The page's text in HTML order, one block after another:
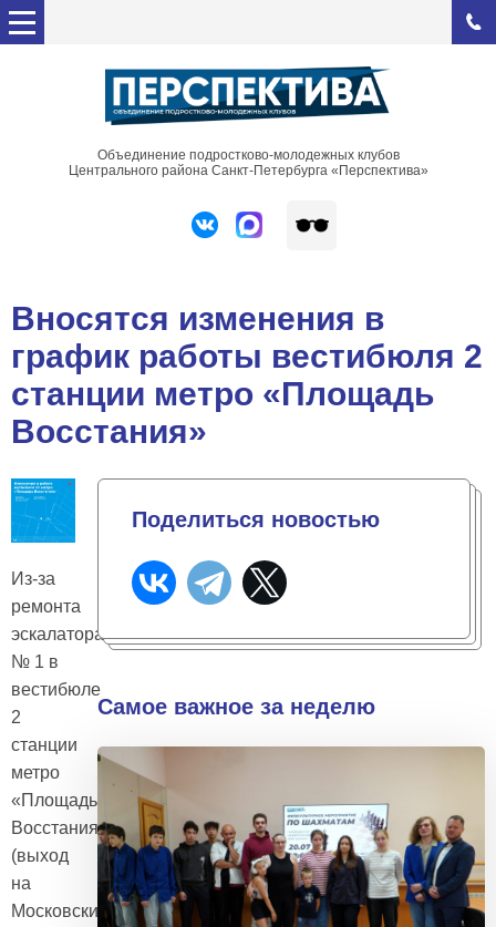
Объединение подростково-молодежных клубов
Центрального района Санкт-Петербурга «Перспектива»
Вносятся изменения в
график работы вестибюля 2
станции метро «Площадь
Восстания»
Из-за
ремонта
эскалатора
№ 1 в
вестибюле
2
станции
метро
«Площадь
Восстания»
(выход
на
Московский
Поделиться новостью
Самое важное за неделю